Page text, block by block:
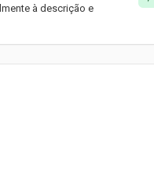
à descrição e